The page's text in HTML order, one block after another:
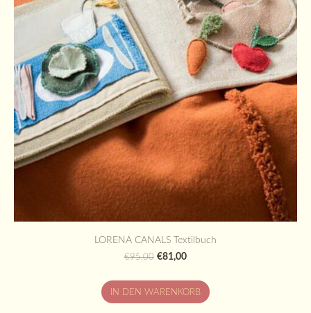
LORENA CANALS Textilbuch
€95,00 €81,00
IN DEN WARENKORB